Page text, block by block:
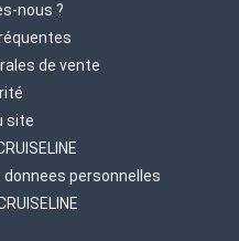
nous ?
de vente
site
personnelles